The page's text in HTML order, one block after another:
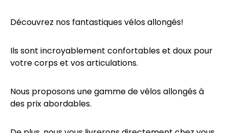
Découvrez nos fantastiques vélos allongés!
Ils sont incroyablement confortables et doux pour
votre corps et vos articulations.
Nous proposons une gamme de vélos allongés à
des prix abordables.